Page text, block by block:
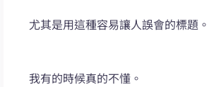
尤其是用這種容易讓人誤會的標題。
我有的時候真的不懂。